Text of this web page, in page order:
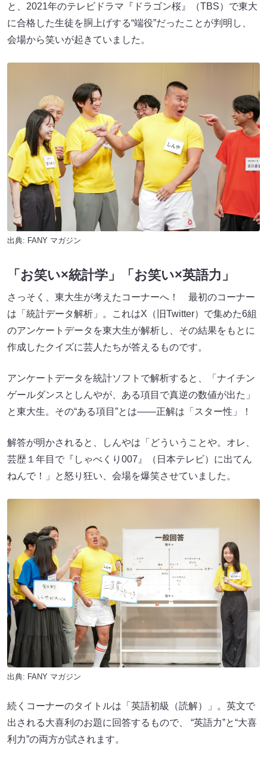
と、2021年のテレビドラマ『ドラゴン桜』（TBS）で東大
に合格した生徒を胴上げする“端役”だったことが判明し、
会場から笑いが起きていました。
出典: FANY マガジン
「お笑い×統計学」「お笑い×英語力」
さっそく、東大生が考えたコーナーへ！ 最初のコーナー
は「統計データ解析」。これはX（旧Twitter）で集めた6組
のアンケートデータを東大生が解析し、その結果をもとに
作成したクイズに芸人たちが答えるものです。
アンケートデータを統計ソフトで解析すると、「ナイチン
ゲールダンスとしんやが、ある項目で真逆の数値が出た」
と東大生。その“ある項目”とは――正解は「スター性」！
解答が明かされると、しんやは「どういうことや。オレ、
芸歴１年目で『しゃべくり007』（日本テレビ）に出てん
ねんで！」と怒り狂い、会場を爆笑させていました。
出典: FANY マガジン
続くコーナーのタイトルは「英語初級（読解）」。英文で
出される大喜利のお題に回答するもので、 “英語力”と“大喜
利力”の両方が試されます。